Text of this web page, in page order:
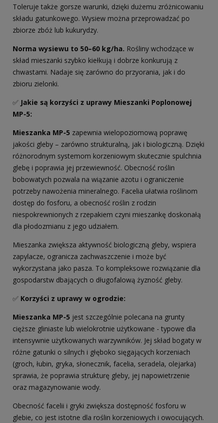
Toleruje także gorsze warunki, dzięki dużemu zróżnicowaniu
składu gatunkowego. Wysiew można przeprowadzać po
zbiorze zbóż lub kukurydzy.
Norma wysiewu to 50–60 kg/ha. Rośliny wchodzące w
skład mieszanki szybko kiełkują i dobrze konkurują z
chwastami. Nadaje się zarówno do przyorania, jak i do
zbioru zielonki.
✅ Jakie są korzyści z uprawy Mieszanki Poplonowej
MP-5:
Mieszanka MP-5 zapewnia wielopoziomową poprawę
jakości gleby – zarówno strukturalną, jak i biologiczną. Dzięki
różnorodnym systemom korzeniowym skutecznie spulchnia
glebę i poprawia jej przewiewność. Obecność roślin
bobowatych pozwala na wiązanie azotu i ograniczenie
potrzeby nawożenia mineralnego. Facelia ułatwia roślinom
dostęp do fosforu, a obecność roślin z rodzin
niespokrewnionych z rzepakiem czyni mieszankę doskonałą
dla płodozmianu z jego udziałem.
Mieszanka zwiększa aktywność biologiczną gleby, wspiera
zapylacze, ogranicza zachwaszczenie i może być
wykorzystana jako pasza. To kompleksowe rozwiązanie dla
gospodarstw dbających o długofalową żyzność gleby.
✅ Korzyści z uprawy w ogrodzie:
Mieszanka MP-5 jest szczególnie polecana na grunty
cięższe gliniaste lub wielokrotnie użytkowane - typowe dla
intensywnie użytkowanych warzywników. Jej skład bogaty w
różne gatunki o silnych i głęboko sięgających korzeniach
(groch, łubin, gryka, słonecznik, facelia, seradela, olejarka)
sprawia, że poprawia strukturę gleby, jej napowietrzenie
oraz magazynowanie wody.
Obecność facelii i gryki zwiększa dostępność fosforu w
glebie, co jest istotne dla roślin korzeniowych i owocujących.